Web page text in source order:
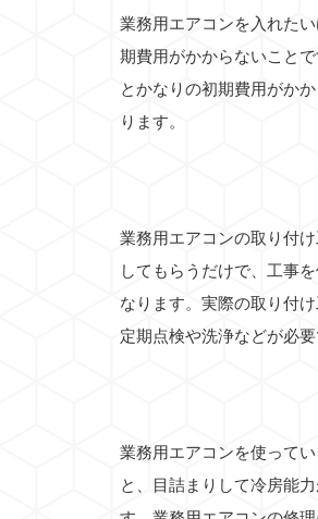
業務用エアコンを入れた
期費用がかからないこと
とかなりの初期費用がか
ります。
業務用エアコンの取り付
してもらうだけで、工事
なります。実際の取り付
定期点検や洗浄などが必
業務用エアコンを使って
と、目詰まりして冷房能